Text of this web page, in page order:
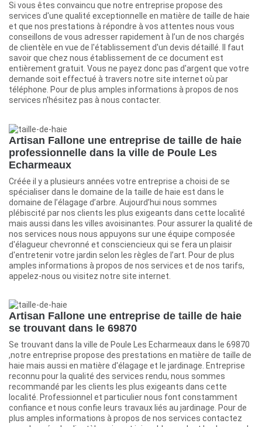
Si vous êtes convaincu que notre entreprise propose des
services d'une qualité exceptionnelle en matière de taille de haie
et que nos prestations à répondre à vos attentes nous vous
conseillons de vous adresser rapidement à l’un de nos chargés
de clientèle en vue de l'établissement d'un devis détaillé. Il faut
savoir que chez nous établissement de ce document est
entièrement gratuit. Vous ne payez donc pas d'argent que votre
demande soit effectué à travers notre site internet où par
téléphone. Pour de plus amples informations à propos de nos
services n'hésitez pas à nous contacter.
Artisan Fallone une entreprise de taille de haie
professionnelle dans la ville de Poule Les
Echarmeaux
Créée il y a plusieurs années votre entreprise a choisi de se
spécialiser dans le domaine de la taille de haie est dans le
domaine de l’élagage d’arbre. Aujourd’hui nous sommes
plébiscité par nos clients les plus exigeants dans cette localité
mais aussi dans les villes avoisinantes. Pour assurer la qualité de
nos services nous nous appuyons sur une équipe composée
d'élagueur chevronné et consciencieux qui se fera un plaisir
d'entretenir votre jardin selon les règles de l’art. Pour de plus
amples informations à propos de nos services et de nos tarifs,
appelez-nous ou visitez notre site internet.
Artisan Fallone une entreprise de taille de haie
se trouvant dans le 69870
Se trouvant dans la ville de Poule Les Echarmeaux dans le 69870
,notre entreprise propose des prestations en matière de taille de
haie mais aussi en matière d'élagage et le jardinage. Entreprise
reconnu pour la qualité des services rendu, nous sommes
recommandé par les clients les plus exigeants dans cette
localité. Professionnel et particulier nous font constamment
confiance et nous confie leurs travaux liés au jardinage. Pour de
plus amples informations à propos de nos services contactez